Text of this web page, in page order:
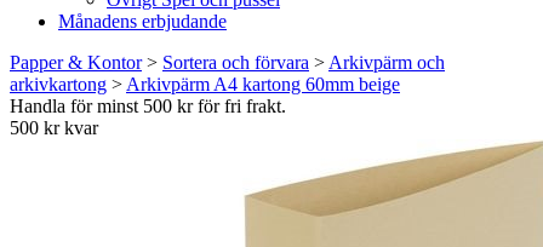
Månadens erbjudande
Papper & Kontor> Sortera och förvara > Arkivpärm och
arkivkartong > Arkivpärm A4 kartong 60mm beige
Handla för minst 500 kr för fri frakt.
500 kr kvar